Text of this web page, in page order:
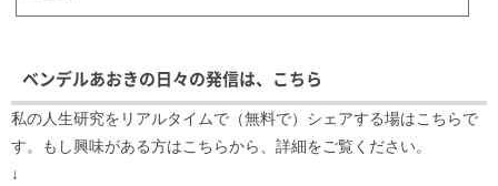
ベンデルあおきの日々の発信は、こちら
私の人生研究をリアルタイムで（無料で）シェアする場はこちらで
す。もし興味がある方はこちらから、詳細をご覧ください。
↓